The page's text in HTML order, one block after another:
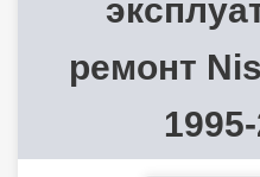
ремонт